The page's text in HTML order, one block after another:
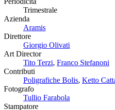
Trimestrale
Azienda
Aramis
Direttore
Giorgio Olivati
Art Director
Tito Terzi, Franco Stefanoni
Contributi
Poligrafiche Bolis, Ketto
Fotografo
Tullio Farabola
Stampatore